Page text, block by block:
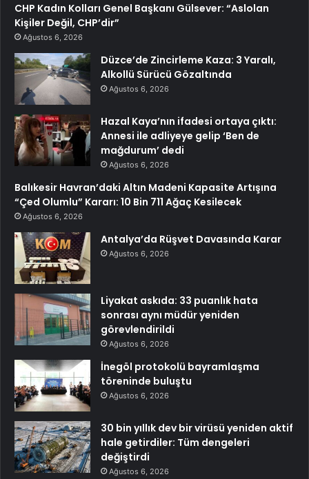
CHP Kadın Kolları Genel Başkanı Gülsever: “Aslolan
Kişiler Değil, CHP’dir”
Ağustos 6, 2026
Düzce’de Zincirleme Kaza: 3 Yaralı,
Alkollü Sürücü Gözaltında
Ağustos 6, 2026
Hazal Kaya’nın ifadesi ortaya çıktı:
Annesi ile adliyeye gelip ‘Ben de
mağdurum’ dedi
Ağustos 6, 2026
Balıkesir Havran’daki Altın Madeni Kapasite Artışına
“Çed Olumlu” Kararı: 10 Bin 711 Ağaç Kesilecek
Ağustos 6, 2026
Antalya’da Rüşvet Davasında Karar
Ağustos 6, 2026
Liyakat askıda: 33 puanlık hata
sonrası aynı müdür yeniden
görevlendirildi
Ağustos 6, 2026
İnegöl protokolü bayramlaşma
töreninde buluştu
Ağustos 6, 2026
30 bin yıllık dev bir virüsü yeniden aktif
hale getirdiler: Tüm dengeleri
değiştirdi
Ağustos 6, 2026